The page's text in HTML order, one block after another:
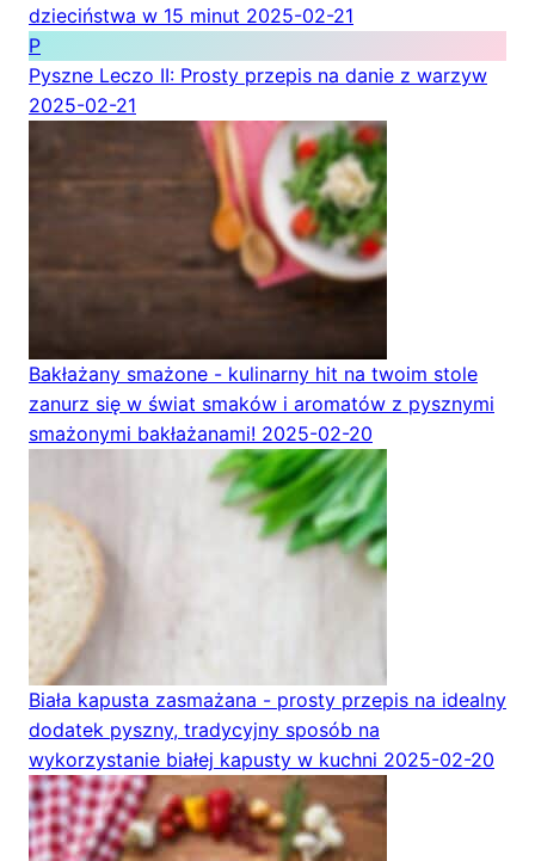
dzieciństwa w 15 minut 2025-02-21
P
Pyszne Leczo II: Prosty przepis na danie z warzyw
2025-02-21
Bakłażany smażone - kulinarny hit na twoim stole
zanurz się w świat smaków i aromatów z pysznymi
smażonymi bakłażanami! 2025-02-20
Biała kapusta zasmażana - prosty przepis na idealny
dodatek pyszny, tradycyjny sposób na
wykorzystanie białej kapusty w kuchni 2025-02-20